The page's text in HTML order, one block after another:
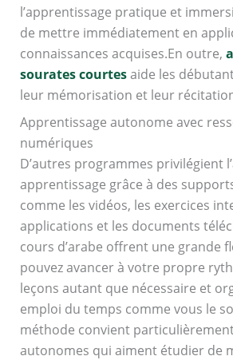
l’apprentissage pratique et
de mettre immédiatement en
connaissances acquises.En outre,
sourates courtesaide les
leur mémorisation et leur
Apprentissage autonome avec
numériques
D’autres programmes privilégient
apprentissage grâce à des
comme les vidéos, les exercices
applications et les documents
cours d’arabe offrent une grande
pouvez avancer à votre propre
leçons autant que nécessaire et
emploi du temps comme vous le
méthode convient
autonomes qui aiment étudier de